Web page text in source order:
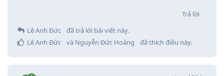
Trả lời
Lê Anh Đức
đã trả lời bài viết này.
Lê Anh Đức
và Nguyễn Đức Hoàng đã thích điều này.